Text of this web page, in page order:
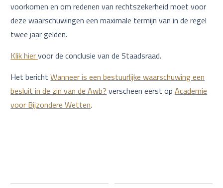
voorkomen en om redenen van rechtszekerheid moet voor
deze waarschuwingen een maximale termijn van in de regel
twee jaar gelden.
Klik hiervoor de conclusie van de Staadsraad.
Het berichtWanneer is een bestuurlijke waarschuwing een
besluit in de zin van de Awb? verscheen eerst opAcademie
voor Bijzondere Wetten.